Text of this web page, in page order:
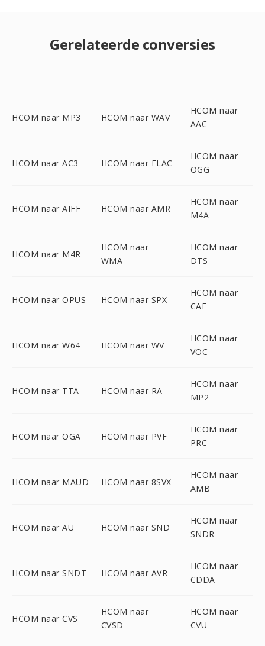
Gerelateerde conversies
HCOM naar MP3 HCOM naar WAV
HCOM naar
AAC
HCOM naar AC3 HCOM naar FLAC
HCOM naar
OGG
HCOM naar AIFF HCOM naar AMR
HCOM naar
M4A
HCOM naar M4R
HCOM naar
WMA
HCOM naar
DTS
HCOM naar OPUS HCOM naar SPX
HCOM naar
CAF
HCOM naar W64 HCOM naar WV
HCOM naar
VOC
HCOM naar TTA HCOM naar RA
HCOM naar
MP2
HCOM naar OGA HCOM naar PVF
HCOM naar
PRC
HCOM naar MAUD HCOM naar 8SVX
HCOM naar
AMB
HCOM naar AU HCOM naar SND
HCOM naar
SNDR
HCOM naar SNDT HCOM naar AVR
HCOM naar
CDDA
HCOM naar CVS
HCOM naar
CVSD
HCOM naar
CVU